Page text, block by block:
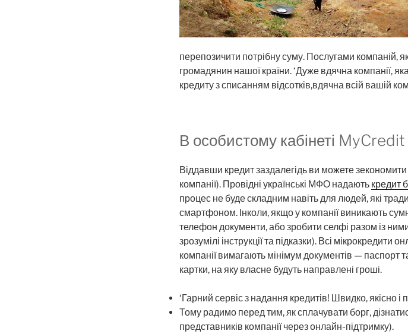
перепозичити потрібну суму. Послугами компаній,
громадянин нашої країни. ‘Дуже вдячна компанії,
кредиту з списанням відсотків,вдячна всій вашій
В особистому кабінеті MyCredit
Віддавши кредит заздалегідь ви можете зекономити
компанії). Провідні українські МФО надають кредит
процес не буде складним навіть для людей, які
смартфоном. Інколи, якщо у компанії виникають
телефон документи, або зробити селфі разом із
зрозумілі інструкції та підказки). Всі
компанії вимагають мінімум документів — паспорт
картки, на яку власне будуть направлені гроші.
‘Гарний сервіс з надання кредитів! Швидко, якісно
Тому радимо перед тим, як сплачувати борг,
представників компанії через онлайн-підтримку).